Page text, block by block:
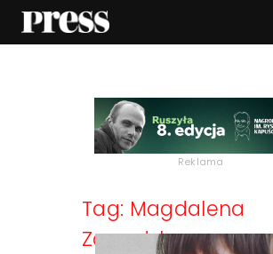
Reklama
Tag: Magdalena
Zawadzka